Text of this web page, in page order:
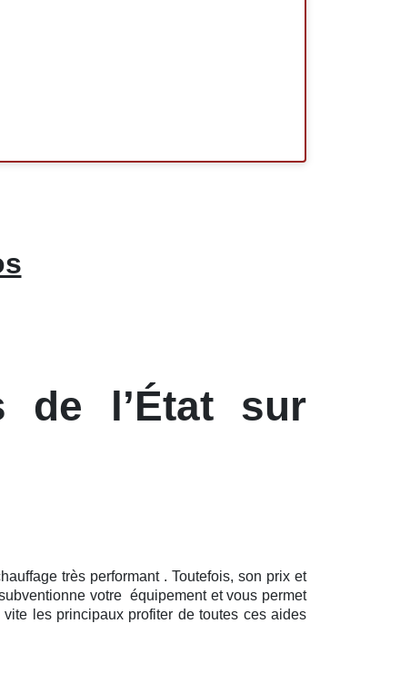
de l’État sur
très performant . Toutefois, son prix et
votre équipement et vous permet
les principaux profiter de toutes ces aides